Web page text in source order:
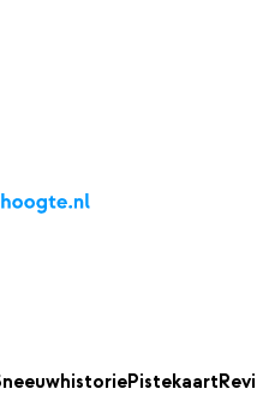
Kaarten
Pistekaart